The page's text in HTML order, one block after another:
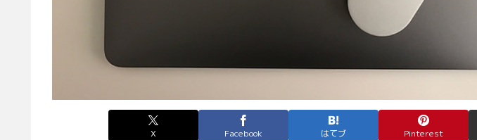
X Facebook はてブ Pinterest